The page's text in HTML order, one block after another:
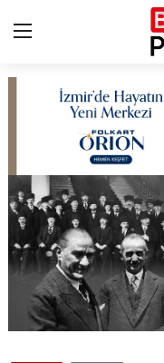
Çerez Politikası
Künye
Ankara
TBMM